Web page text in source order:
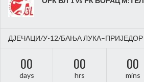
ДЈЕЧАЦИ/У-12/БАЊА ЛУКА–ПРИЈЕДОР
00
days
00
hrs
00
mins